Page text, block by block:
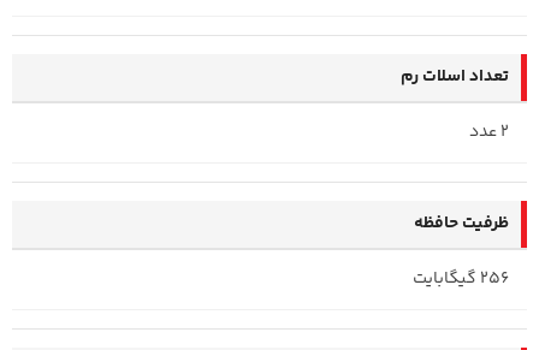
تعداد اسلات رم
2 عدد
ظرفیت حافظه
256 گیگابایت